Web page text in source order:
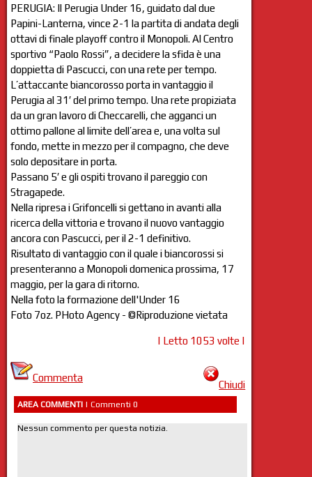
PERUGIA: Il Perugia Under 16, guidato dal due
Papini-Lanterna, vince 2-1 la partita di andata degli
ottavi di finale playoff contro il Monopoli. Al Centro
sportivo “Paolo Rossi”, a decidere la sfida è una
doppietta di Pascucci, con una rete per tempo.
L’attaccante biancorosso porta in vantaggio il
Perugia al 31′ del primo tempo. Una rete propiziata
da un gran lavoro di Checcarelli, che agganci un
ottimo pallone al limite dell’area e, una volta sul
fondo, mette in mezzo per il compagno, che deve
solo depositare in porta.
Passano 5′ e gli ospiti trovano il pareggio con
Stragapede.
Nella ripresa i Grifoncelli si gettano in avanti alla
ricerca della vittoria e trovano il nuovo vantaggio
ancora con Pascucci, per il 2-1 definitivo.
Risultato di vantaggio con il quale i biancorossi si
presenteranno a Monopoli domenica prossima, 17
maggio, per la gara di ritorno.
Nella foto la formazione dell'Under 16
Foto 7oz. PHoto Agency - ©Riproduzione vietata
| Letto 1053 volte |
Chiudi
Commenta
AREA COMMENTI | Commenti 0